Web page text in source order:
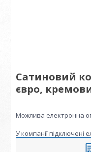
Сатиновий
євро,
У компанії